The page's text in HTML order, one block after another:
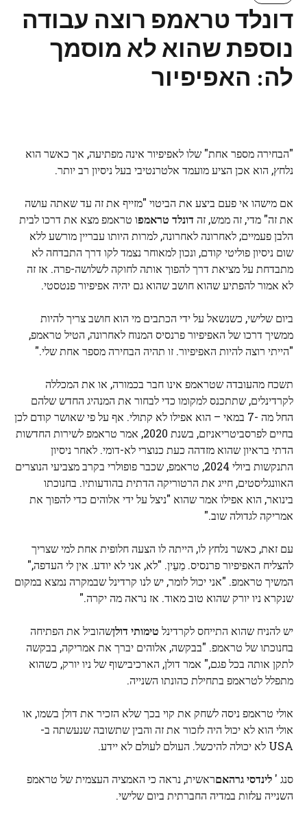
דונלד טראמפ רוצה עבודה
נוספת שהוא לא מוסמך
לה: האפיפיור
"הבחירה מספר אחת" שלו לאפיפיור אינה מפתיעה, אך כאשר הוא
נלחץ, הוא אכן הציע מועמד אלטרנטיבי בעל ניסיון רב יותר.
אם מישהו אי פעם ביצע את הביטוי "מזייף את זה עד שאתה עושה
את זה" מדי, זה ממש, זה דונלד טראמפו טראמפ מצא את דרכו לבית
הלבן פעמיים; לאחרונה לאחרונה, למרות היותו עבריין מורשע ללא
שום ניסיון פוליטי קודם, ונכון למאוחר נצמד לקו דרך התבדחה לא
מתבדחת על מציאת דרך להפוך אותה לחוקה לשלושה-פרה. אז זה
לא אמור להפתיע שהוא חושב שהוא גם יהיה אפיפיור פנטסטי.
ביום שלישי, כשנשאל על ידי הכתבים מי הוא חושב צריך להיות
ממשיך דרכו של האפיפיור פרנסיס המנוח לאחרונה, הטיל טראמפ,
"הייתי רוצה להיות האפיפיור. זו תהיה הבחירה מספר אחת שלי."
תשכח מהעובדה שטראמפ אינו חבר בכמורה, או את המכללה
לקרדינלים, שתתכנס למקומו כדי לבחור את המנהיג החדש שלהם
החל מה -7 במאי – הוא אפילו לא קתולי. אף על פי שאושר קודם לכן
בחיים לפרסביטריאניזם, בשנת 2020, אמר טראמפ לשירות החדשות
הדתי בראיון שהוא מזדהה כעת כנוצרי לא-דומי. לאחר ניסיון
התנקשות ביולי 2024, טראמפ, שכבר פופולרי בקרב מצביעי הנוצרים
האוונגליסטים, חייג את הרטוריקה הדתית בהודעותיו. בחנוכתו
בינואר, הוא אפילו אמר שהוא "ניצל על ידי אלוהים כדי להפוך את
אמריקה לגדולה שוב."
עם זאת, כאשר נלחץ לו, הייתה לו הצעה חלופית אחת למי שצריך
להצליח האפיפיור פרנסיס. מֵעֵין. "לא, אני לא יודע. אין לי העדפה,"
המשיך טראמפ. "אני יכול לומר, יש לנו קרדינל שבמקרה נמצא במקום
שנקרא ניו יורק שהוא טוב מאוד. אז נראה מה יקרה."
יש להניח שהוא התייחס לקרדינל טימותי דולןשהוביל את הפתיחה
בחנוכתו של טראמפ. "בבקשה, אלוהים יברך את אמריקה, בבקשה
לתקן אותה בכל פגם," אמר דולן, הארכיבישוף של ניו יורק, כשהוא
מתפלל לטראמפ בתחילת כהונתו השנייה.
אולי טראמפ ניסה לשחק את קוי בכך שלא הזכיר את דולן בשמו, או
אולי הוא לא יכול היה לזכור את זה והבין שתשובה שנעשתה ב-
USA לא יכולה להיכשל. העולם לעולם לא יידע.
סנג ' לינדסי גרהאםראשית, נראה כי האמציה העצמית של טראמפ
השנייה עלזות במדיה החברתית ביום שלישי.